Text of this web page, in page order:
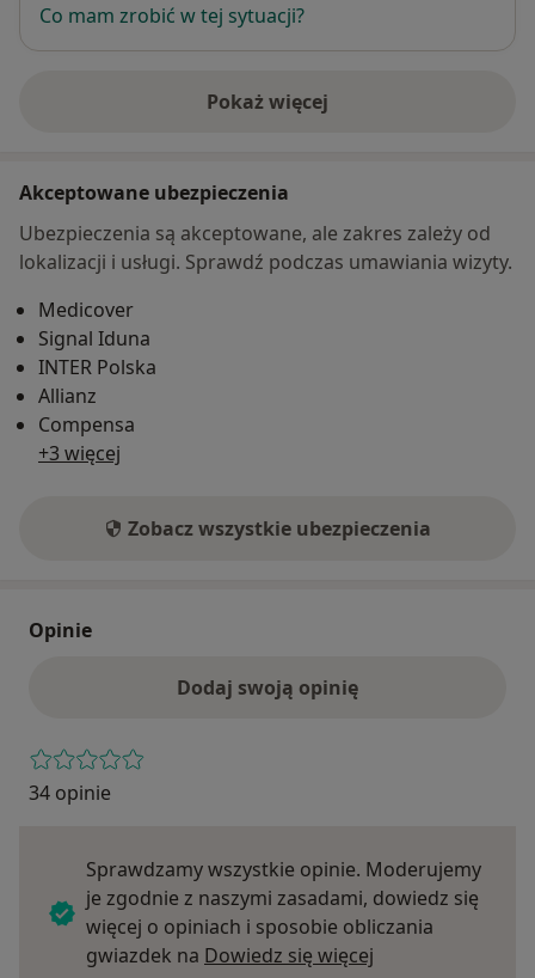
Co mam zrobić w tej sytuacji?
Pokaż więcej
o adresie
Akceptowane ubezpieczenia
Ubezpieczenia są akceptowane, ale zakres zależy od
lokalizacji i usługi. Sprawdź podczas umawiania wizyty.
Medicover
Signal Iduna
INTER Polska
Allianz
Compensa
+3 więcej
Zobacz wszystkie ubezpieczenia
Opinie
Dodaj swoją opinię
34 opinie
Sprawdzamy wszystkie opinie. Moderujemy
je zgodnie z naszymi zasadami, dowiedz się
więcej o opiniach i sposobie obliczania
gwiazdek na Dowiedz się więcej